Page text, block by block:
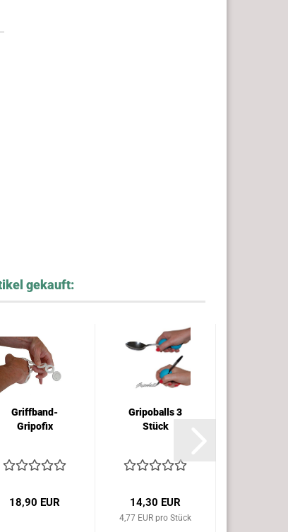
gekauft:
Griffband-
Gripofix
18,90 EUR
Gripoballs 3
Stück
14,30 EUR
4,77 EUR pro Stück